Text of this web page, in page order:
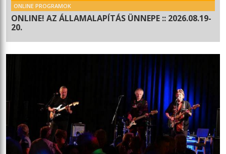
ONLINE PROGRAMOK
ONLINE! AZ ÁLLAMALAPÍTÁS ÜNNEPE :: 2026.08.19-
20.